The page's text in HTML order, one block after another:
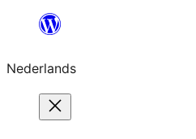
de
inhoud
Nederlands